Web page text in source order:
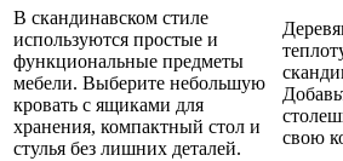
В скандинавском стиле
используются простые и
функциональные предметы
мебели. Выберите небольшую
кровать с ящиками для
хранения, компактный стол и
стулья без лишних деталей.
свою